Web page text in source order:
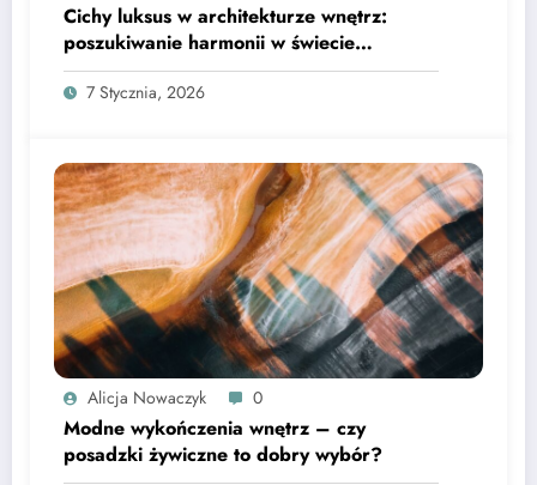
Cichy luksus w architekturze wnętrz:
poszukiwanie harmonii w świecie
nadmiaru bodźców
7 Stycznia, 2026
Alicja Nowaczyk 0
Modne wykończenia wnętrz – czy
posadzki żywiczne to dobry wybór?